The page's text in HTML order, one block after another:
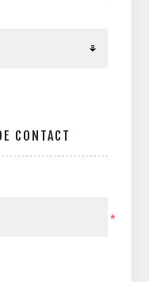
CONTACT
*